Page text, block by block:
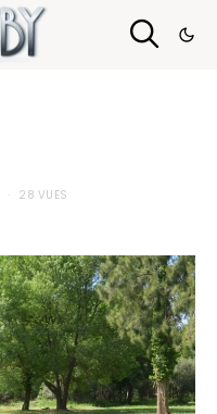
28 VUES